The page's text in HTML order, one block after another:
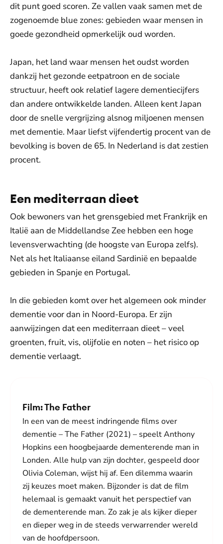
dit punt goed scoren. Ze vallen vaak samen met de
zogenoemde blue zones: gebieden waar mensen in
goede gezondheid opmerkelijk oud worden.
Japan, het land waar mensen het oudst worden
dankzij het gezonde eetpatroon en de sociale
structuur, heeft ook relatief lagere dementiecijfers
dan andere ontwikkelde landen. Alleen kent Japan
door de snelle vergrijzing alsnog miljoenen mensen
met dementie. Maar liefst vijfendertig procent van de
bevolking is boven de 65. In Nederland is dat zestien
procent.
Een mediterraan dieet
Ook bewoners van het grensgebied met Frankrijk en
Italië aan de Middellandse Zee hebben een hoge
levensverwachting (de hoogste van Europa zelfs).
Net als het Italiaanse eiland Sardinië en bepaalde
gebieden in Spanje en Portugal.
In die gebieden komt over het algemeen ook minder
dementie voor dan in Noord-Europa. Er zijn
aanwijzingen dat een mediterraan dieet – veel
groenten, fruit, vis, olijfolie en noten – het risico op
dementie verlaagt.
Film: The Father
In een van de meest indringen­de films over
dementie – The Father (2021) – speelt Anthony
Hopkins een hoogbejaarde dementerende man in
Londen. Alle hulp van zijn dochter, gespeeld door
Olivia Coleman, wijst hij af. Een dilemma waarin
zij keuzes moet maken. Bijzonder is dat de film
helemaal is gemaakt vanuit het perspectief van
de dementerende man. Zo zak je als kijker dieper
en dieper weg in de steeds verwarrender wereld
van de hoofdpersoon.